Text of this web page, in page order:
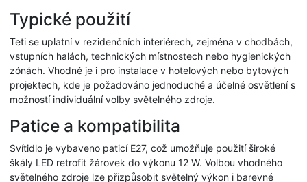
Typické použití
Teti se uplatní v rezidenčních interiérech, zejména v chodbách,
vstupních halách, technických místnostech nebo hygienických
zónách. Vhodné je i pro instalace v hotelových nebo bytových
projektech, kde je požadováno jednoduché a účelné osvětlení s
možností individuální volby světelného zdroje.
Patice a kompatibilita
Svítidlo je vybaveno paticí E27, což umožňuje použití široké
škály LED retrofit žárovek do výkonu 12 W. Volbou vhodného
světelného zdroje lze přizpůsobit světelný výkon i barevné